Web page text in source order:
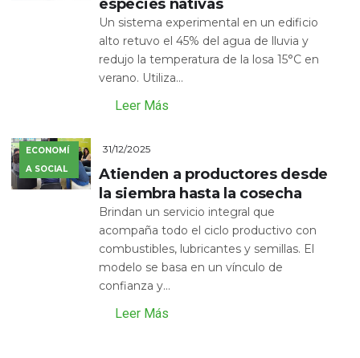
especies nativas
Un sistema experimental en un edificio
alto retuvo el 45% del agua de lluvia y
redujo la temperatura de la losa 15°C en
verano. Utiliza...
Leer Más
ECONOMÍ
A SOCIAL
31/12/2025
Atienden a productores desde
la siembra hasta la cosecha
Brindan un servicio integral que
acompaña todo el ciclo productivo con
combustibles, lubricantes y semillas. El
modelo se basa en un vínculo de
confianza y...
Leer Más